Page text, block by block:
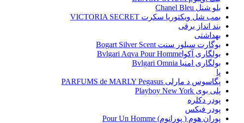
بلو شنل Chanel Bleu
بمب شل ویکتوریا سکرت VICTORIA SECRET
بند انداز برقی
بهداشتی
بوگارت سیلور سنت Bogart Silver Scent
بولگاری آکواBvlgari Aqva Pour Homme
بولگاری امنیا Bvlgari Omnia
پا
پگاسوس د مارلی PARFUMS de MARLY Pegasus
پلی بوی Playboy New York
پودر دکلره
پودر فیکس
پوران هوم ( پورانوم) Pour Un Homme